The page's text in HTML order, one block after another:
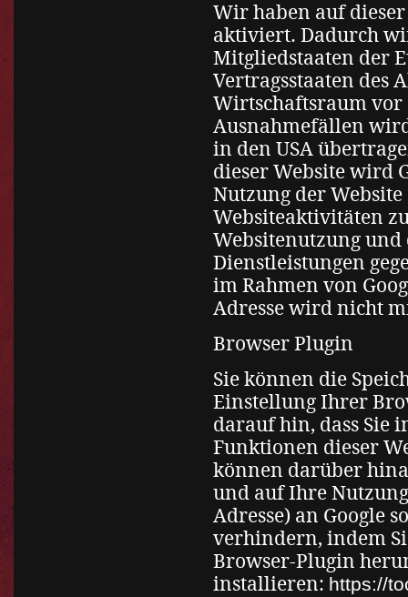
Wir haben auf
aktiviert. Dadurch
Mitgliedstaaten der
Vertragsstaaten des
Wirtschaftsraum vor
Ausnahmefällen
in den USA
dieser Website wird
Nutzung der
Websiteaktivitäten
Websitenutzung
Dienstleistungen
im Rahmen von
Adresse wird nicht
Browser Plugin
Sie können die
Einstellung Ihrer
darauf hin, dass Sie
Funktionen dieser
können darüber
und auf Ihre
Adresse) an Google
verhindern, indem
Browser-Plugin
installieren: https://